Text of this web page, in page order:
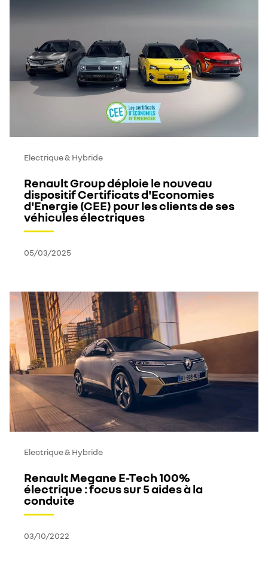
Electrique & Hybride
Renault Group déploie le nouveau
dispositif Certificats d'Economies
d'Energie (CEE) pour les clients de ses
véhicules électriques
05/03/2025
Electrique & Hybride
Renault Megane E-Tech 100%
électrique : focus sur 5 aides à la
conduite
03/10/2022